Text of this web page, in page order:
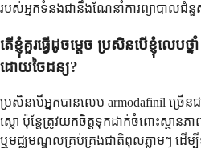
របស់អ្នកទំនងជានឹងណែនាំការព្យាបាលជំ
តើខ្ញុំគួរធ្វើដូចម្តេច ប្រសិនបើខ្ញុំលេ
ដោយចៃដន្យ?
ប្រសិនបើអ្នកបានលេប armodafinil ច្រើន
ស្លោ ប៉ុន្តែត្រូវយកចិត្តទុកដាក់ចំពោះស្ថានភ
ឬមជ្ឈមណ្ឌលគ្រប់គ្រងជាតិពុលភ្លាមៗ ដើ